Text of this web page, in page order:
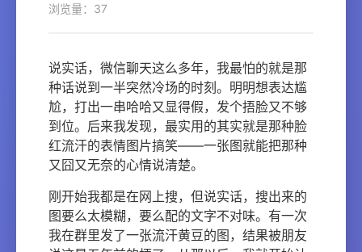
浏览量：37
说实话，微信聊天这么多年，我最怕的就是那
种话说到一半突然冷场的时刻。明明想表达尴
尬，打出一串哈哈又显得假，发个捂脸又不够
到位。后来我发现，最实用的其实就是那种脸
红流汗的表情图片搞笑——一张图就能把那种
又囧又无奈的心情说清楚。
刚开始我都是在网上搜，但说实话，搜出来的
图要么太模糊，要么配的文字不对味。有一次
我在群里发了一张流汗黄豆的图，结果被朋友